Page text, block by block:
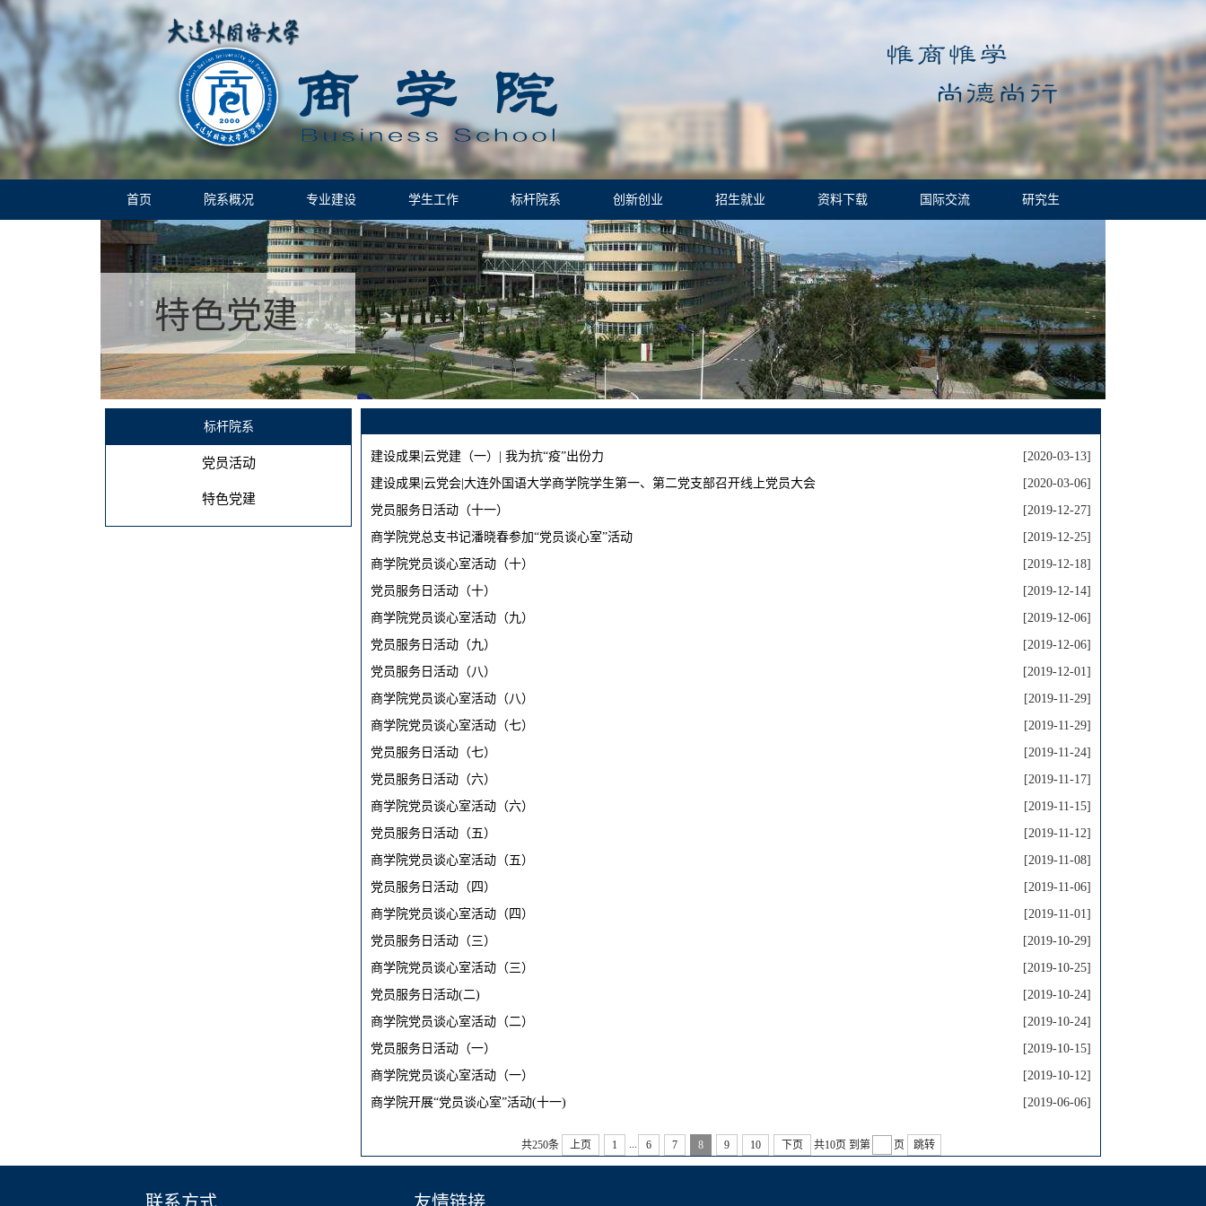
首页 院系概况 专业建设 学生工作 标杆院系 创新创业 招生就业 资料下载 国际交流 研究生
特色党建
标杆院系
党员活动
特色党建
建设成果|云党建（一）| 我为抗“疫”出份力
[2020-03-13]
建设成果|云党会|大连外国语大学商学院学生第一、第二党支部召开线上党员大会
[2020-03-06]
党员服务日活动（十一）
[2019-12-27]
商学院党总支书记潘晓春参加“党员谈心室”活动
[2019-12-25]
商学院党员谈心室活动（十）
[2019-12-18]
党员服务日活动（十）
[2019-12-14]
商学院党员谈心室活动（九）
[2019-12-06]
党员服务日活动（九）
[2019-12-06]
党员服务日活动（八）
[2019-12-01]
商学院党员谈心室活动（八）
[2019-11-29]
商学院党员谈心室活动（七）
[2019-11-29]
党员服务日活动（七）
[2019-11-24]
党员服务日活动（六）
[2019-11-17]
商学院党员谈心室活动（六）
[2019-11-15]
党员服务日活动（五）
[2019-11-12]
商学院党员谈心室活动（五）
[2019-11-08]
党员服务日活动（四）
[2019-11-06]
商学院党员谈心室活动（四）
[2019-11-01]
党员服务日活动（三）
[2019-10-29]
商学院党员谈心室活动（三）
[2019-10-25]
党员服务日活动(二)
[2019-10-24]
商学院党员谈心室活动（二）
[2019-10-24]
党员服务日活动（一）
[2019-10-15]
商学院党员谈心室活动（一）
[2019-10-12]
商学院开展“党员谈心室”活动(十一)
[2019-06-06]
共250条 上页 1 6 7 8 9 10 下页 共10页 到第 页 跳转